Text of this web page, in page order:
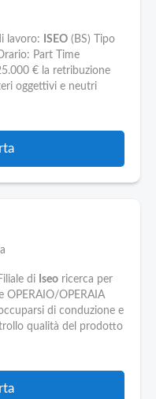
lavoro: ISEO (BS) Tipo
Part Time
€ la retribuzione
oggettivi e neutri
di Iseo ricerca per
OPERAIO/OPERAIA
di conduzione e
qualità del prodotto